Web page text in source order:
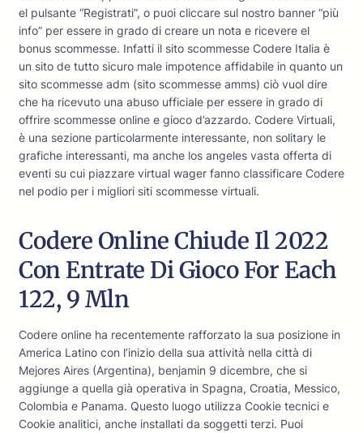
el pulsante “Registrati”, o puoi cliccare sul nostro banner “più
info” per essere in grado di creare un nota e ricevere el
bonus scommesse. Infatti il sito scommesse Codere Italia è
un sito de tutto sicuro male impotence affidabile in quanto un
sito scommesse adm (sito scommesse amms) ciò vuol dire
che ha ricevuto una abuso ufficiale per essere in grado di
offrire scommesse online e gioco d’azzardo. Codere Virtuali,
è una sezione particolarmente interessante, non solitary le
grafiche interessanti, ma anche los angeles vasta offerta di
eventi su cui piazzare virtual wager fanno classificare Codere
nel podio per i migliori siti scommesse virtuali.
Codere Online Chiude Il 2022
Con Entrate Di Gioco For Each
122, 9 Mln
Codere online ha recentemente rafforzato la sua posizione in
America Latino con l’inizio della sua attività nella città di
Mejores Aires (Argentina), benjamin 9 dicembre, che si
aggiunge a quella già operativa in Spagna, Croatia, Messico,
Colombia e Panama. Questo luogo utilizza Cookie tecnici e
Cookie analitici, anche installati da soggetti terzi. Puoi